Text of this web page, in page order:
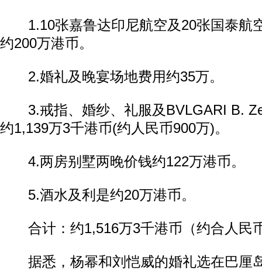
1.10张嘉鲁达印尼航空及20张国泰航
约200万港币。
2.婚礼及晚宴场地费用约35万。
3.戒指、婚纱、礼服及BVLGARI B.
约1,139万3千港币(约人民币900万)。
4.两房别墅两晚价钱约122万港币。
5.酒水及利是约20万港币。
合计：约1,516万3千港币（约合人民
据悉，杨幂和刘恺威的婚礼选在巴厘